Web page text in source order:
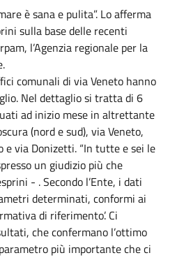
è sana e pulita”. Lo afferma
sulla base delle recenti
l’Agenzia regionale per la
comunali di via Veneto hanno
Nel dettaglio si tratta di 6
ad inizio mese in altrettante
(nord e sud), via Veneto,
e via Donizetti. “In tutte e sei le
un giudizio più che
- . Secondo l’Ente, i dati
determinati, conformi ai
di riferimento’. Ci
che confermano l’ottimo
più importante che ci